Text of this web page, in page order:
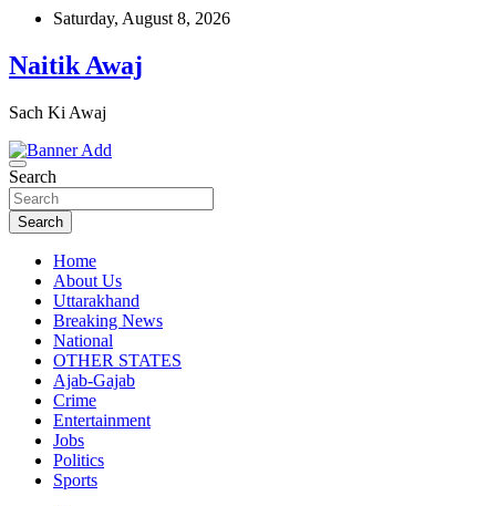
Skip
content
Saturday, August 8, 2026
Naitik Awaj
Sach Ki Awaj
Search
Search
Home
About Us
Uttarakhand
Breaking News
National
OTHER STATES
Ajab-Gajab
Crime
Entertainment
Jobs
Politics
Sports